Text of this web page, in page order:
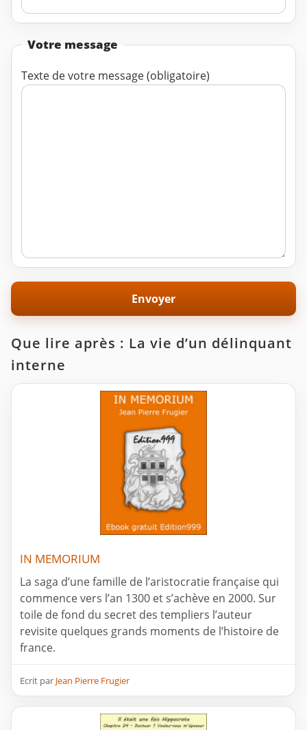
Votre message
Texte de votre message (obligatoire)
Que lire après : La vie d’un délinquant
interne
IN MEMORIUM
La saga d’une famille de l’aristocratie française qui
commence vers l’an 1300 et s’achève en 2000. Sur
toile de fond du secret des templiers l’auteur
revisite quelques grands moments de l’histoire de
france.
Ecrit par Jean Pierre Frugier